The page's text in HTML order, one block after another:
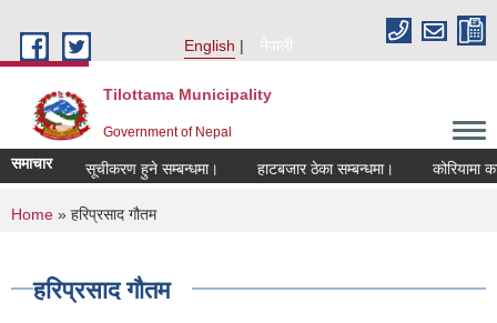
English
नेपाली
Tilottama Municipality
Government of Nepal
समाचार सूचीकरण हुने सम्बन्धमा। हाटबजार ठेका सम्बन्धमा। कोरियामा काम
You are here
Home » हरिप्रसाद गौतम
हरिप्रसाद गौतम